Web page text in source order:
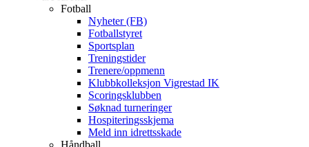
Fotball
Nyheter (FB)
Fotballstyret
Sportsplan
Treningstider
Trenere/oppmenn
Klubbkolleksjon Vigrestad IK
Scoringsklubben
Søknad turneringer
Hospiteringsskjema
Meld inn idrettsskade
Håndball